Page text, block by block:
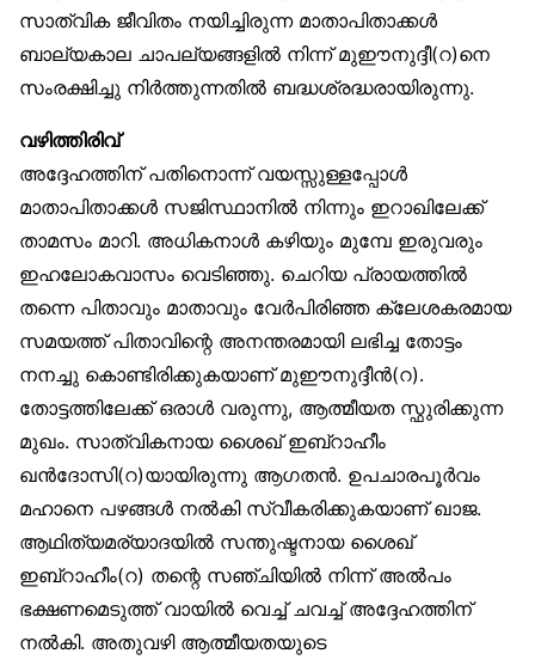
സാത്വിക ജീവിതം നയിച്ചിരുന്ന മാതാപിതാക്കൾ
ബാല്യകാല ചാപല്യങ്ങളിൽ നിന്ന് മുഈനുദ്ദീ(റ)നെ
സംരക്ഷിച്ചു നിർത്തുന്നതിൽ ബദ്ധശ്രദ്ധരായിരുന്നു.
വഴിത്തിരിവ്
അദ്ദേഹത്തിന് പതിനൊന്ന് വയസ്സുള്ളപ്പോൾ
മാതാപിതാക്കൾ സജിസ്ഥാനിൽ നിന്നും ഇറാഖിലേക്ക്
താമസം മാറി. അധികനാൾ കഴിയും മുമ്പേ ഇരുവരും
ഇഹലോകവാസം വെടിഞ്ഞു. ചെറിയ പ്രായത്തിൽ
തന്നെ പിതാവും മാതാവും വേർപിരിഞ്ഞ ക്ലേശകരമായ
സമയത്ത് പിതാവിന്റെ അനന്തരമായി ലഭിച്ച തോട്ടം
നനച്ചു കൊണ്ടിരിക്കുകയാണ് മുഈനുദ്ദീൻ(റ).
തോട്ടത്തിലേക്ക് ഒരാൾ വരുന്നു, ആത്മീയത സ്ഫുരിക്കുന്ന
മുഖം. സാത്വികനായ ശൈഖ് ഇബ്‌റാഹീം
ഖൻദോസി(റ)യായിരുന്നു ആഗതൻ. ഉപചാരപൂർവം
മഹാനെ പഴങ്ങൾ നൽകി സ്വീകരിക്കുകയാണ് ഖാജ.
ആഥിത്യമര്യാദയിൽ സന്തുഷ്ടനായ ശൈഖ്
ഇബ്‌റാഹീം(റ) തന്റെ സഞ്ചിയിൽ നിന്ന് അൽപം
ഭക്ഷണമെടുത്ത് വായിൽ വെച്ച് ചവച്ച് അദ്ദേഹത്തിന്
നൽകി. അതുവഴി ആത്മീയതയുടെ